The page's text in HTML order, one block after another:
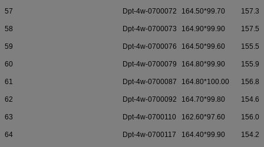
57 Dpt-4w-0700072 164.50*99.70
58 Dpt-4w-0700073 164.90*99.90
59 Dpt-4w-0700076 164.50*99.60
60 Dpt-4w-0700079 164.80*99.90
61 Dpt-4w-0700087 164.80*100.00
62 Dpt-4w-0700092 164.70*99.80
63 Dpt-4w-0700110 162.60*97.60
64 Dpt-4w-0700117 164.40*99.90